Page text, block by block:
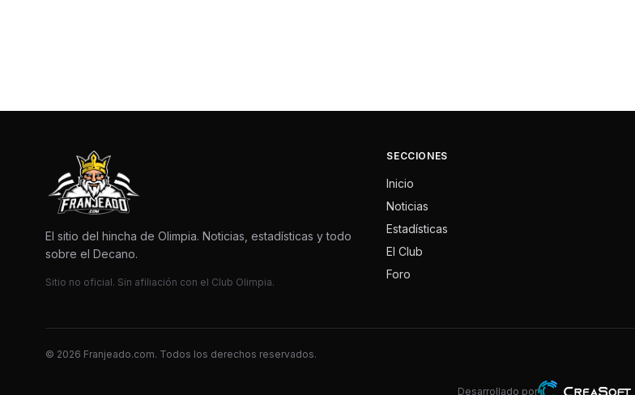
El sitio del hincha de Olimpia. Noticias, estadísticas y todo
sobre el Decano.
Sitio no oficial. Sin afiliación con el Club Olimpia.
SECCIONES
Inicio
Noticias
Estadísticas
El Club
Foro
© 2026 Franjeado.com. Todos los derechos reservados.
Desarrollado por